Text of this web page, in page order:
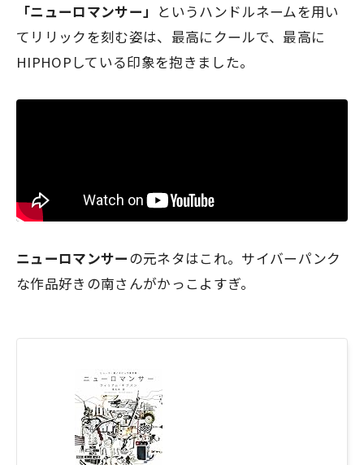
「ニューロマンサー」 というハンドルネームを用い
てリリックを刻む姿は、最高にクールで、最高に
HIPHOPしている印象を抱きました。
ニューロマンサーの元ネタはこれ。サイバーパンク
な作品好きの南さんがかっこよすぎ。